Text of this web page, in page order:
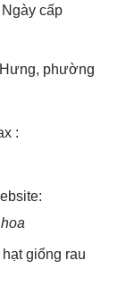
cấp
phường
:
hạt giống rau